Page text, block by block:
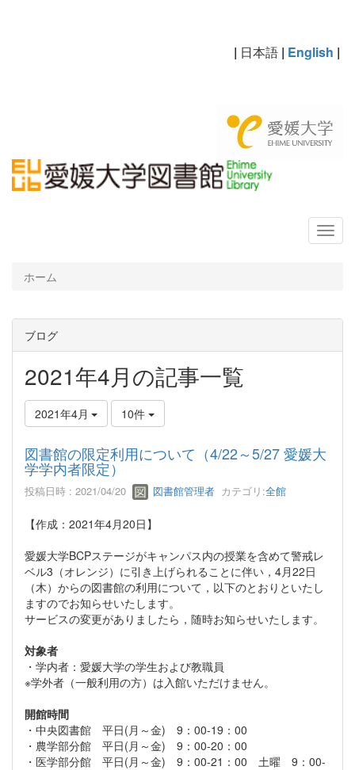
| 日本語 | English |
ホーム
ブログ
2021年4月の記事一覧
2021年4月 10件
図書館の限定利用について（4/22～5/27 愛媛大
学学内者限定）
投稿日時 : 2021/04/20 図書館管理者 カテゴリ:全館
【作成：2021年4月20日】
愛媛大学BCPステージがキャンパス内の授業を含めて警戒レ
ベル3（オレンジ）に引き上げられることに伴い，4月22日
（木）からの図書館の利用について，以下のとおりといたし
ますのでお知らせいたします。
サービスの変更がありましたら，随時お知らせいたします。
対象者
・学内者：愛媛大学の学生および教職員
※学外者（一般利用の方）は入館いただけません。
開館時間
・中央図書館 平日(月～金) 9：00-19：00
・農学部分館 平日(月～金) 9：00-20：00
・医学部分館 平日(月～金) 9：00-21：00 土曜 9：00-